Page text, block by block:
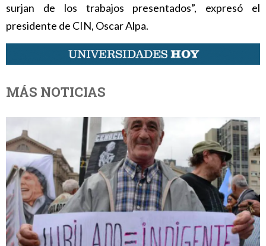
surjan de los trabajos presentados”, expresó el
presidente de CIN, Oscar Alpa.
MÁS NOTICIAS